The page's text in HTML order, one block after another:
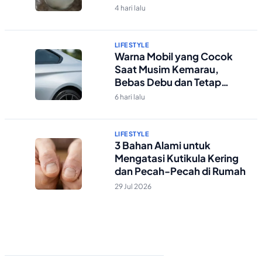
4 hari lalu
LIFESTYLE
Warna Mobil yang Cocok
Saat Musim Kemarau,
Bebas Debu dan Tetap
Kelihatan Bersih
6 hari lalu
LIFESTYLE
3 Bahan Alami untuk
Mengatasi Kutikula Kering
dan Pecah-Pecah di Rumah
29 Jul 2026